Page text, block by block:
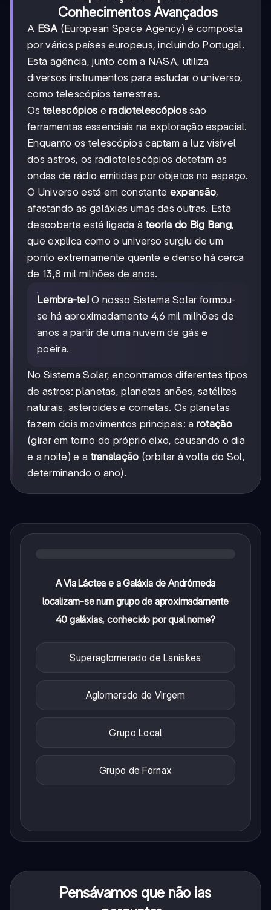
Conhecimentos Avançados
A ESA (European Space Agency) é composta
por vários países europeus, incluindo Portugal.
Esta agência, junto com a NASA, utiliza
diversos instrumentos para estudar o universo,
como telescópios terrestres.
Os telescópios eradiotelescópiossão
ferramentas essenciais na exploração espacial.
Enquanto os telescópios captam a luz visível
dos astros, os radiotelescópios detetam as
ondas de rádio emitidas por objetos no espaço.
O Universo está em constante expansão,
afastando as galáxias umas das outras. Esta
descoberta está ligada à teoria do Big Bang,
que explica como o universo surgiu de um
ponto extremamente quente e denso há cerca
de 13,8 mil milhões de anos.
Lembra-te! O nosso Sistema Solar formou-
se há aproximadamente 4,6 mil milhões de
anos a partir de uma nuvem de gás e
poeira.
No Sistema Solar, encontramos diferentes tipos
de astros: planetas, planetas anões, satélites
naturais, asteroides e cometas. Os planetas
fazem dois movimentos principais: a rotação
(girar em torno do próprio eixo, causando o dia
e a noite) e a translação (orbitar à volta do Sol,
determinando o ano).
A Via Láctea e a Galáxia de Andrómeda
localizam-se num grupo de aproximadamente
40 galáxias, conhecido por qual nome?
Superaglomerado de Laniakea
Aglomerado de Virgem
Grupo Local
Grupo de Fornax
Pensávamos que não ias